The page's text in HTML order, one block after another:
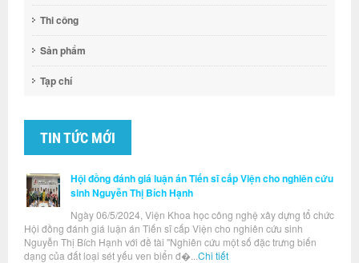
Thi công
Sản phẩm
Tạp chí
TIN TỨC MỚI
Hội đồng đánh giá luận án Tiến sĩ cấp Viện cho nghiên cứu
sinh Nguyễn Thị Bích Hạnh
Ngày 06/5/2024, Viện Khoa học công nghệ xây dựng tổ chức
Hội đồng đánh giá luận án Tiến sĩ cấp Viện cho nghiên cứu sinh
Nguyễn Thị Bích Hạnh với đề tài "Nghiên cứu một số đặc trưng biến
dạng của đất loại sét yếu ven biển đ�... Chi tiết